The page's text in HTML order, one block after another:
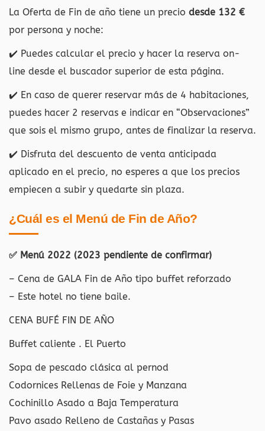
La Oferta de Fin de año tiene un precio desde 132 €
por persona y noche:
✔️ Puedes calcular el precio y hacer la reserva on-
line desde el buscador superior de esta página.
✔️ En caso de querer reservar más de 4 habitaciones,
puedes hacer 2 reservas e indicar en “Observaciones”
que sois el mismo grupo, antes de finalizar la reserva.
✔️ Disfruta del descuento de venta anticipada
aplicado en el precio, no esperes a que los precios
empiecen a subir y quedarte sin plaza.
¿Cuál es el Menú de Fin de Año?
✅ Menú 2022 (2023 pendiente de confirmar)
– Cena de GALA Fin de Año tipo buffet reforzado
– Este hotel no tiene baile.
CENA BUFÉ FIN DE AÑO
Buffet caliente . El Puerto
Sopa de pescado clásica al pernod
Codornices Rellenas de Foie y Manzana
Cochinillo Asado a Baja Temperatura
Pavo asado Relleno de Castañas y Pasas